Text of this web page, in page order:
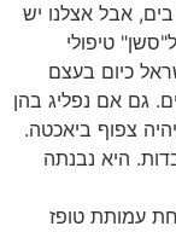
אבל אצלנו יש
להכיל מעל 20 איש ל"סשן" טיפולי
כיום בעצם
גם אם נפליג בהן
צפוף ביאכטה.
היא נבנתה
עמותת טופז